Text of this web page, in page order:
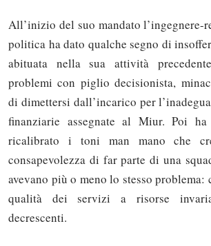
All’inizio del suo mandato l’ingegnere-
politica ha dato qualche segno di
abituata nella sua attività
problemi con piglio decisionista,
di dimettersi dall’incarico per
finanziarie assegnate al Miur. Poi ha
ricalibrato i toni man mano che
consapevolezza di far parte di una
avevano più o meno lo stesso
qualità dei servizi a risorse
decrescenti.